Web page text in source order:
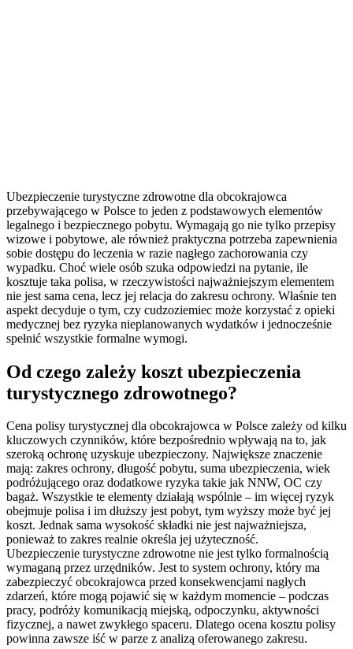
Ubezpieczenie turystyczne zdrowotne dla obcokrajowca
przebywającego w Polsce to jeden z podstawowych elementów
legalnego i bezpiecznego pobytu. Wymagają go nie tylko przepisy
wizowe i pobytowe, ale również praktyczna potrzeba zapewnienia
sobie dostępu do leczenia w razie nagłego zachorowania czy
wypadku. Choć wiele osób szuka odpowiedzi na pytanie, ile
kosztuje taka polisa, w rzeczywistości najważniejszym elementem
nie jest sama cena, lecz jej relacja do zakresu ochrony. Właśnie ten
aspekt decyduje o tym, czy cudzoziemiec może korzystać z opieki
medycznej bez ryzyka nieplanowanych wydatków i jednocześnie
spełnić wszystkie formalne wymogi.
Od czego zależy koszt ubezpieczenia
turystycznego zdrowotnego?
Cena polisy turystycznej dla obcokrajowca w Polsce zależy od kilku
kluczowych czynników, które bezpośrednio wpływają na to, jak
szeroką ochronę uzyskuje ubezpieczony. Największe znaczenie
mają: zakres ochrony, długość pobytu, suma ubezpieczenia, wiek
podróżującego oraz dodatkowe ryzyka takie jak NNW, OC czy
bagaż. Wszystkie te elementy działają wspólnie – im więcej ryzyk
obejmuje polisa i im dłuższy jest pobyt, tym wyższy może być jej
koszt. Jednak sama wysokość składki nie jest najważniejsza,
ponieważ to zakres realnie określa jej użyteczność.
Ubezpieczenie turystyczne zdrowotne nie jest tylko formalnością
wymaganą przez urzędników. Jest to system ochrony, który ma
zabezpieczyć obcokrajowca przed konsekwencjami nagłych
zdarzeń, które mogą pojawić się w każdym momencie – podczas
pracy, podróży komunikacją miejską, odpoczynku, aktywności
fizycznej, a nawet zwykłego spaceru. Dlatego ocena kosztu polisy
powinna zawsze iść w parze z analizą oferowanego zakresu.